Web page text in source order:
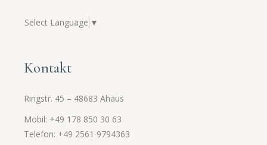
Select Language ▼
Kontakt
Ringstr. 45 – 48683 Ahaus
Mobil: +49 178 850 30 63
Telefon: +49 2561 9794363